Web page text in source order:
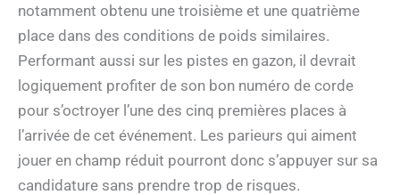
notamment obtenu une troisième et une quatrième
place dans des conditions de poids similaires.
Performant aussi sur les pistes en gazon, il devrait
logiquement profiter de son bon numéro de corde
pour s’octroyer l’une des cinq premières places à
l’arrivée de cet événement. Les parieurs qui aiment
jouer en champ réduit pourront donc s’appuyer sur sa
candidature sans prendre trop de risques.